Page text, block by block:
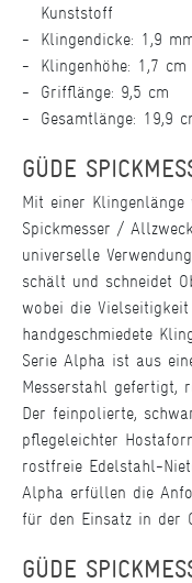
Kunststoff
Klingendicke: 1,9
Klingenhöhe: 1,7 cm
Grifflänge: 9,5 cm
Gesamtlänge: 19,9
GÜDE
Mit einer
Spickmesser /
universelle
schält und schneidet
wobei die
handgeschmiedete
Serie Alpha ist aus
Messerstahl gefertigt,
Der feinpolierte,
pflegeleichter
rostfreie Edelstahl-
Alpha erfüllen die
für den Einsatz in der
GÜDE